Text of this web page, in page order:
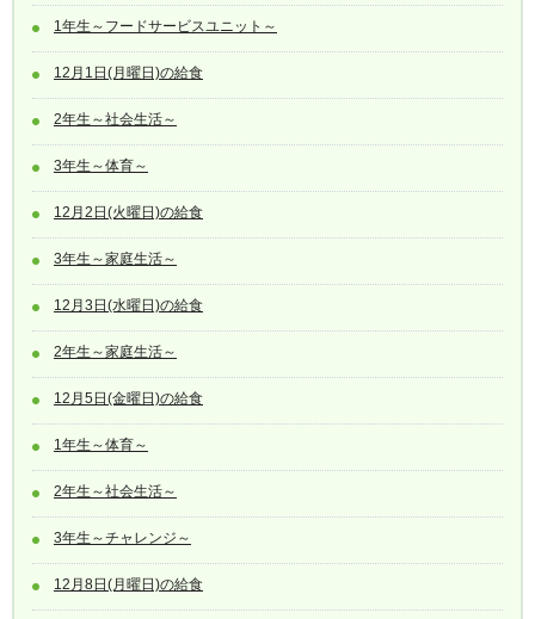
1年生～フードサービスユニット～
12月1日(月曜日)の給食
2年生～社会生活～
3年生～体育～
12月2日(火曜日)の給食
3年生～家庭生活～
12月3日(水曜日)の給食
2年生～家庭生活～
12月5日(金曜日)の給食
1年生～体育～
2年生～社会生活～
3年生～チャレンジ～
12月8日(月曜日)の給食